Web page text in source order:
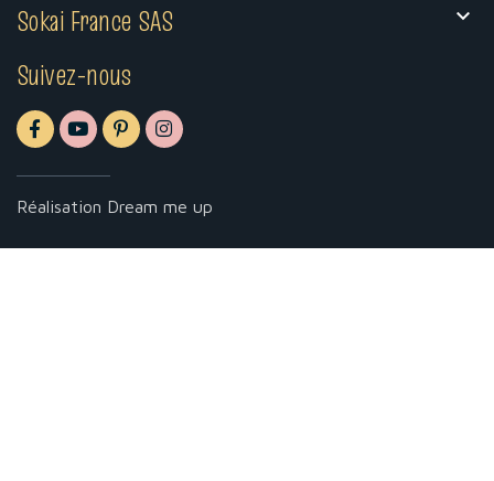
Sokai France SAS 
Suivez-nous
Réalisation Dream me up